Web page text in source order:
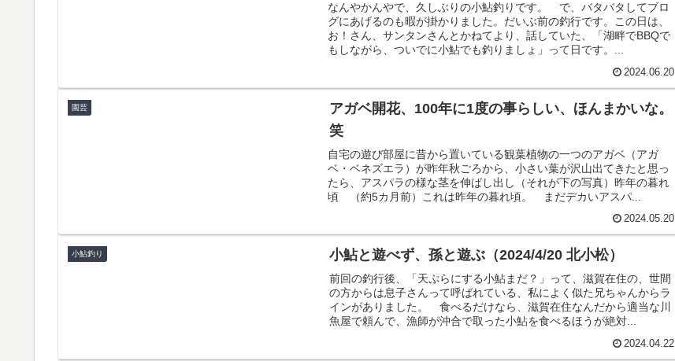
なんやかんやで、久しぶりの小鮎釣りです。 で、バタバタしてブロ
グにあげるのも暇が掛かりました。だいぶ前の釣行です。この日は、
お！さん、サンタンさんとかねてより、話していた、「湖畔でBBQで
もしながら、ついでに小鮎でも釣りましょ」って日です。...
2024.06.20
園芸
アガベ開花、100年に1度の事らしい、ほんまかいな。
笑
自宅の遊び部屋に昔から置いている観葉植物の一つのアガベ（アガ
ベ・ベネズエラ）が昨年秋ごろから、小さい葉が沢山出てきたと思っ
たら、アスパラの様な茎を伸ばし出し（それが下の写真）昨年の暮れ
頃 （約5カ月前）これは昨年の暮れ頃。 まだデカいアスパ...
2024.05.20
小鮎釣り 小鮎と遊べず、孫と遊ぶ（2024/4/20 北小松）
前回の釣行後、「天ぷらにする小鮎まだ？」って、滋賀在住の、世間
の方からは息子さんって呼ばれている、私によく似た兄ちゃんからラ
インがありました。 食べるだけなら、滋賀在住なんだから適当な川
魚屋で頼んで、漁師が沖合で取った小鮎を食べるほうが絶対...
2024.04.22